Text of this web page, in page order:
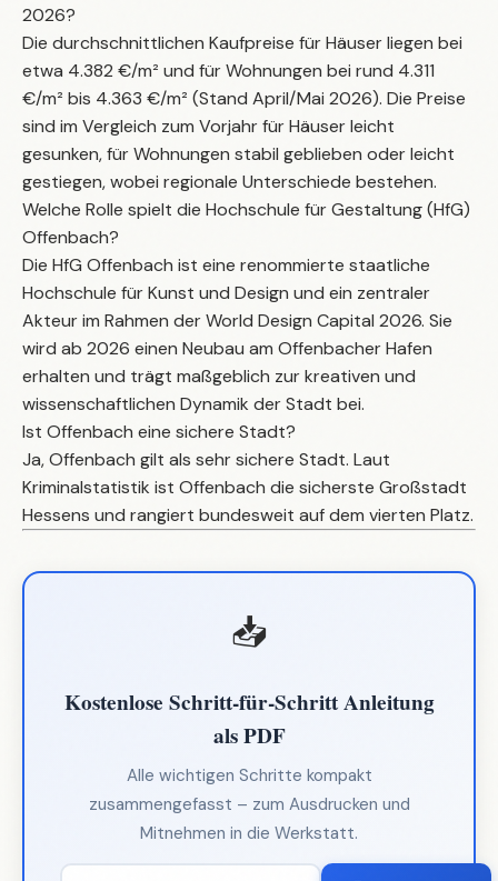
2026?
Die durchschnittlichen Kaufpreise für Häuser liegen bei
etwa 4.382 €/m² und für Wohnungen bei rund 4.311
€/m² bis 4.363 €/m² (Stand April/Mai 2026). Die Preise
sind im Vergleich zum Vorjahr für Häuser leicht
gesunken, für Wohnungen stabil geblieben oder leicht
gestiegen, wobei regionale Unterschiede bestehen.
Welche Rolle spielt die Hochschule für Gestaltung (HfG)
Offenbach?
Die HfG Offenbach ist eine renommierte staatliche
Hochschule für Kunst und Design und ein zentraler
Akteur im Rahmen der World Design Capital 2026. Sie
wird ab 2026 einen Neubau am Offenbacher Hafen
erhalten und trägt maßgeblich zur kreativen und
wissenschaftlichen Dynamik der Stadt bei.
Ist Offenbach eine sichere Stadt?
Ja, Offenbach gilt als sehr sichere Stadt. Laut
Kriminalstatistik ist Offenbach die sicherste Großstadt
Hessens und rangiert bundesweit auf dem vierten Platz.
📥
Kostenlose Schritt-für-Schritt Anleitung
als PDF
Alle wichtigen Schritte kompakt
zusammengefasst – zum Ausdrucken und
Mitnehmen in die Werkstatt.